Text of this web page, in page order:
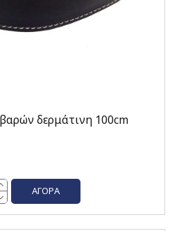
δερμάτινη 100cm
ΑΓΟΡΆ